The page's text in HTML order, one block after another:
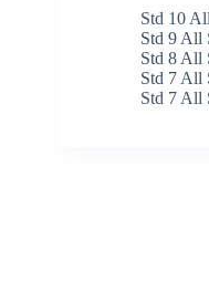
Std 10
Std 9 All
Std 8 All
Std 7 All
Std 7 All